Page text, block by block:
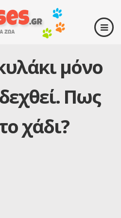
μόνο
Πως
χάδι?